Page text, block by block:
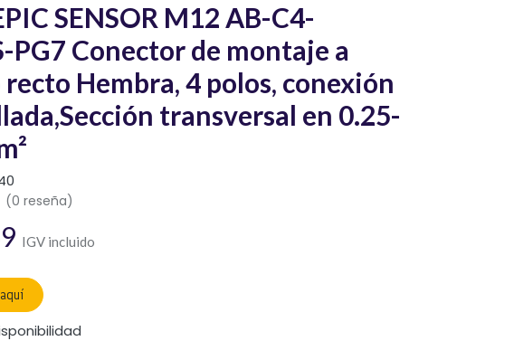
SENSOR M12 AB-C4-
PG7 Conector de montaje a
recto Hembra, 4 polos, conexión
transversal en 0.25-
(0 reseña)
IGV incluido